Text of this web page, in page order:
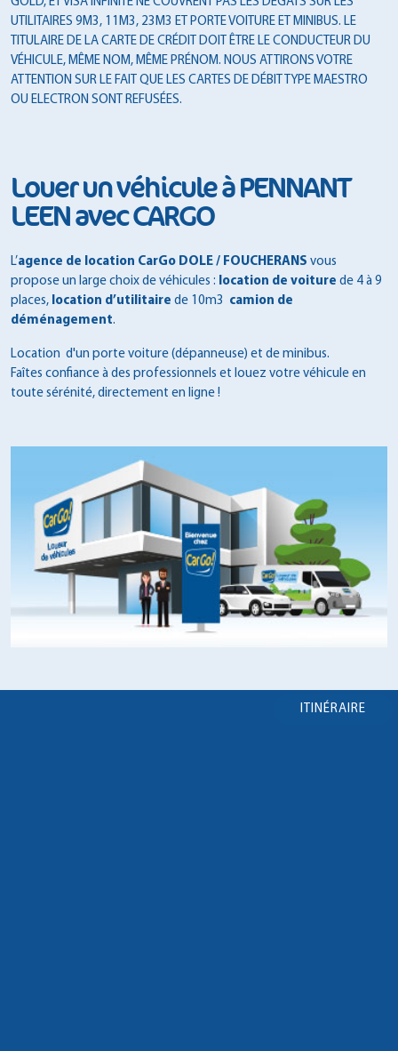
UTILITAIRES 9M3, 11M3, 23M3 ET PORTE VOITURE ET MINIBUS. LE
TITULAIRE DE LA CARTE DE CRÉDIT DOIT ÊTRE LE CONDUCTEUR DU
VÉHICULE, MÊME NOM, MÊME PRÉNOM. NOUS ATTIRONS VOTRE
ATTENTION SUR LE FAIT QUE LES CARTES DE DÉBIT TYPE MAESTRO
OU ELECTRON SONT REFUSÉES.
Louer un véhicule à PENNANT
LEEN avec CARGO
L’agence de location CarGo DOLE / FOUCHERANS vous
propose un large choix de véhicules : location de voiture de 4 à 9
places, location d’utilitaire de 10m3 camion de
déménagement.
Location d'un porte voiture (dépanneuse) et de minibus.
Faîtes confiance à des professionnels et louez votre véhicule en
toute sérénité, directement en ligne !
ITINÉRAIRE